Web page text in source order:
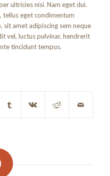
ultricies nisi. Nam eget dui.
tellus eget condimentum
sit amet adipiscing sem neque
vel, luctus pulvinar, hendrerit
tincidunt tempus.